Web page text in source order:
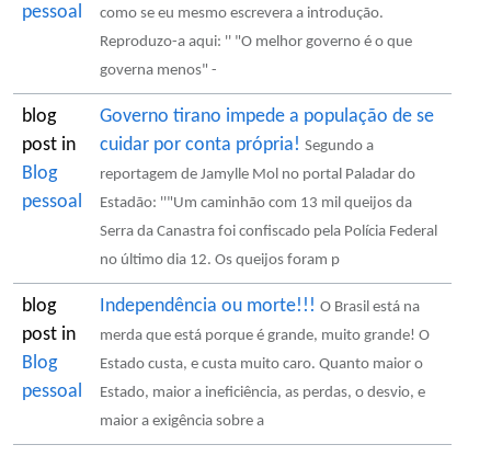
pessoal
como se eu mesmo escrevera a introdução.
Reproduzo-a aqui: '' "O melhor governo é o que
governa menos" -
blog
post in
Blog
pessoal
Governo tirano impede a população de se
cuidar por conta própria! Segundo a
reportagem de Jamylle Mol no portal Paladar do
Estadão: ''"Um caminhão com 13 mil queijos da
Serra da Canastra foi confiscado pela Polícia Federal
no último dia 12. Os queijos foram p
blog
post in
Blog
pessoal
Independência ou morte!!! O Brasil está na
merda que está porque é grande, muito grande! O
Estado custa, e custa muito caro. Quanto maior o
Estado, maior a ineficiência, as perdas, o desvio, e
maior a exigência sobre a